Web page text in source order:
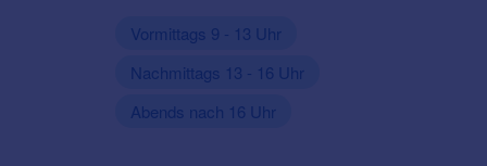
Vormittags 9 - 13 Uhr
Nachmittags 13 - 16 Uhr
Abends nach 16 Uhr